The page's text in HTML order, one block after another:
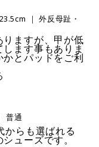
｜ 外反母趾・
りますが、甲が低
ます事もありま
とパッドをご利
普通
からも選ばれる
シューズです。